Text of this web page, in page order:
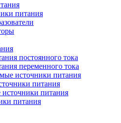
питания
постоянного тока
переменного тока
источники питания
питания
питания
питания